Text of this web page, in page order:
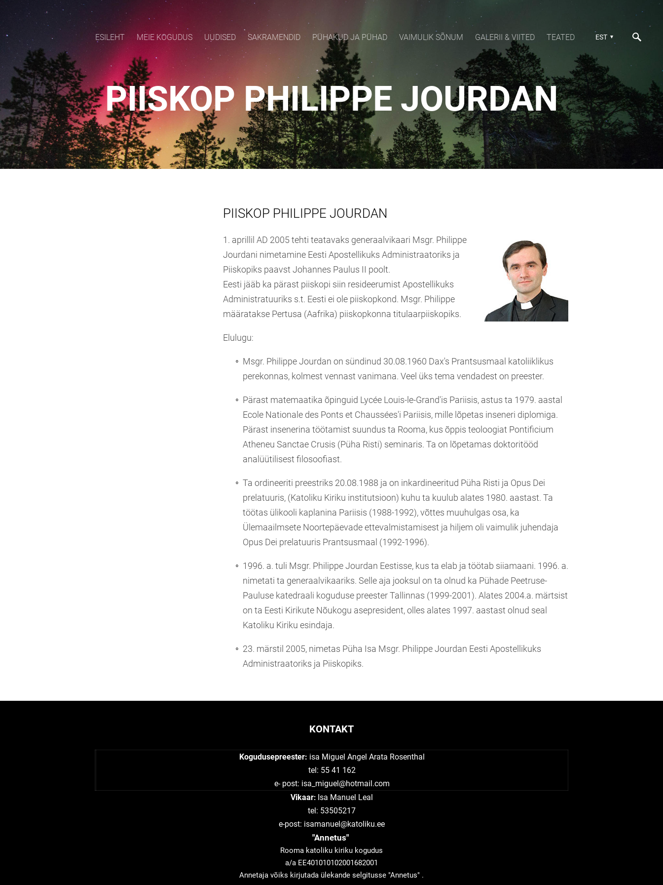
ESILEHT MEIE KOGUDUS UUDISED SAKRAMENDID PÜHAKUD JA PÜHAD VAIMULIK SÕNUM GALERII & VIITED TEATED EST
PIISKOP PHILIPPE JOURDAN
PIISKOP PHILIPPE JOURDAN
1. aprillil AD 2005 tehti teatavaks generaalvikaari Msgr. Philippe
Jourdani nimetamine Eesti Apostellikuks Administraatoriks ja
Piiskopiks paavst Johannes Paulus II poolt.
Eesti jääb ka pärast piiskopi siin resideerumist Apostellikuks
Administratuuriks s.t. Eesti ei ole piiskopkond. Msgr. Philippe
määratakse Pertusa (Aafrika) piiskopkonna titulaarpiiskopiks.
Elulugu:
Msgr. Philippe Jourdan on sündinud 30.08.1960 Dax's Prantsusmaal katoliiklikus
perekonnas, kolmest vennast vanimana. Veel üks tema vendadest on preester.
Pärast matemaatika õpinguid Lycée Louis-le-Grand'is Pariisis, astus ta 1979. aastal
Ecole Nationale des Ponts et Chaussées'i Pariisis, mille lõpetas inseneri diplomiga.
Pärast insenerina töötamist suundus ta Rooma, kus õppis teoloogiat Pontificium
Atheneu Sanctae Crusis (Püha Risti) seminaris. Ta on lõpetamas doktoritööd
analüütilisest filosoofiast.
Ta ordineeriti preestriks 20.08.1988 ja on inkardineeritud Püha Risti ja Opus Dei
prelatuuris, (Katoliku Kiriku institutsioon) kuhu ta kuulub alates 1980. aastast. Ta
töötas ülikooli kaplanina Pariisis (1988-1992), võttes muuhulgas osa, ka
Ülemaailmsete Noortepäevade ettevalmistamisest ja hiljem oli vaimulik juhendaja
Opus Dei prelatuuris Prantsusmaal (1992-1996).
1996. a. tuli Msgr. Philippe Jourdan Eestisse, kus ta elab ja töötab siiamaani. 1996. a.
nimetati ta generaalvikaariks. Selle aja jooksul on ta olnud ka Pühade Peetruse-
Pauluse katedraali koguduse preester Tallinnas (1999-2001). Alates 2004.a. märtsist
on ta Eesti Kirikute Nõukogu asepresident, olles alates 1997. aastast olnud seal
Katoliku Kiriku esindaja.
23. märstil 2005, nimetas Püha Isa Msgr. Philippe Jourdan Eesti Apostellikuks
Administraatoriks ja Piiskopiks.
KONTAKT
Kogudusepreester: isa Miguel Angel Arata Rosenthal
tel: 55 41 162
e- post: isa_miguel@hotmail.com
Vikaar: Isa Manuel Leal
tel: 53505217
e-post: isamanuel@katoliku.ee
"Annetus"
Rooma katoliku kiriku kogudus
a/a EE401010102001682001
Annetaja võiks kirjutada ülekande selgitusse "Annetus" .